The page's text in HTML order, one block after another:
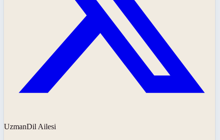
UzmanDil Ailesi